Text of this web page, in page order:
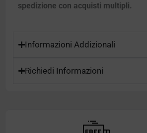
spedizione con acquisti multipli.
Informazioni Addizionali
Richiedi Informazioni